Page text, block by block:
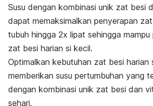
Susu dengan kombinasi unik zat besi
dapat memaksimalkan penyerapan
tubuh hingga 2x lipat sehingga mampu
zat besi harian si kecil.
Optimalkan kebutuhan zat besi harian
memberikan susu pertumbuhan yang
dengan kombinasi unik zat besi dan
sehari.